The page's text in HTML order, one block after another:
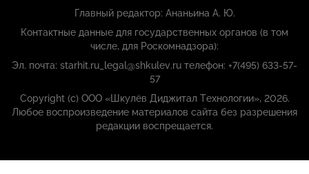
Главный редактор: Ананьина А. Ю.
Контактные данные для государственных органов (в том
числе, для Роскомнадзора):
Эл. почта: starhit.ru_legal@shkulev.ru телефон: +7(495) 633-57-
57
Copyright (с) ООО «Шкулёв Диджитал Технологии», 2026.
Любое воспроизведение материалов сайта без разрешения
редакции воспрещается.